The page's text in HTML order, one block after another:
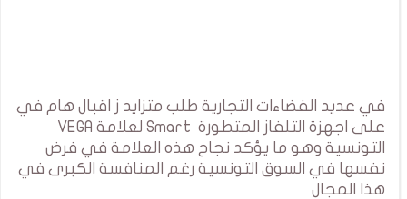
في عديد الفضاءات التجارية طلب متزايد ز اقبال هام في
على اجهزة التلفاز المتطورة Smart لعلامة VEGA
التونسية وهو ما يؤكد نجاح هذه العلامة في فرض
نفسها في السوق التونسية رغم المنافسة الكبرى في
هذا المجال